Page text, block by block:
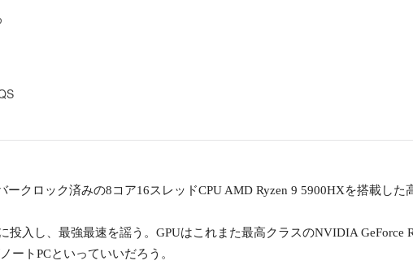
ークロック済みの8コア16スレッドCPU AMD Ryzen 9 5900HXを搭載した
投入し、最強最速を謡う。GPUはこれまた最高クラスのNVIDIA GeForce
ートPCといっていいだろう。